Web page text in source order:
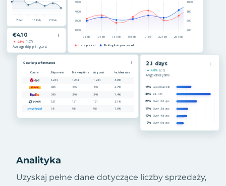
Analityka
Uzyskaj pełne dane dotyczące liczby sprzedaży,